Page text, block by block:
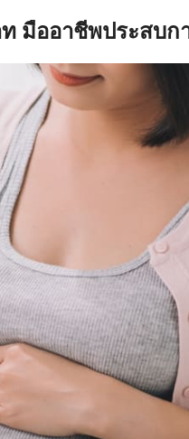
มืออาชีพประสบก